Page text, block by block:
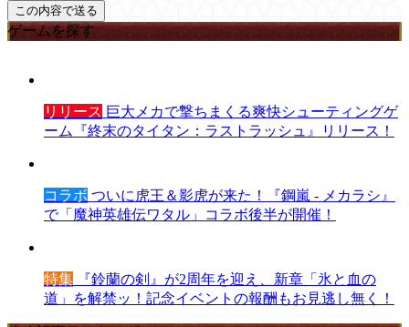
ゲームを探す
リリース 巨大メカで撃ちまくる爽快シューティングゲ
ーム『終末のタイタン：ラストラッシュ』リリース！
コラボ ついに虎王＆影虎が来た！『鋼嵐 - メカラシ』
で「魔神英雄伝ワタル」コラボ後半が開催！
特集 『鈴蘭の剣』が2周年を迎え、新章「氷と血の
道」を解禁ッ！記念イベントの報酬もお見逃し無く！